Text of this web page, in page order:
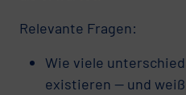
Relevante Fragen:
Wie viele
existieren — und